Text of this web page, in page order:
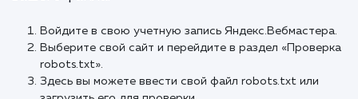
Так, Яндекс.Бот не будет
/private/, а Googlebot —/test/.